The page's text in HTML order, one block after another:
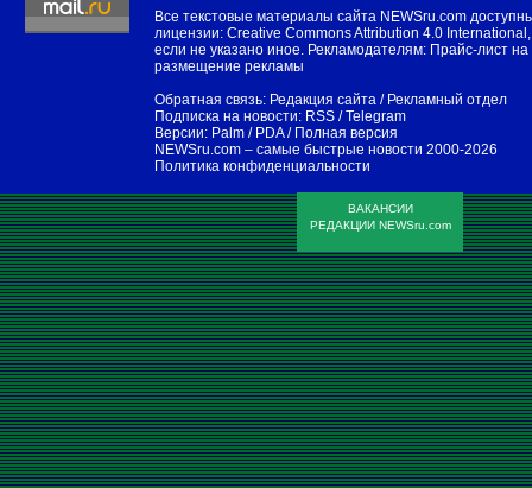
Все текстовые материалы сайта NEWSru.com
лицензии: Creative Commons Attribution 4.0 International ,
если не указано иное. Рекламодателям: Прайс-лист на
размещение рекламы
Обратная связь: Редакция сайта / Рекламный отдел
Подписка на новости: RSS /Telegram
Версии: Palm / PDA/ Полная версия
NEWSru.com – самые быстрые новости 2000-2026
Политика конфиденциальности
ВАКАНСИИ
РЕДАКЦИИ NEWSru.com